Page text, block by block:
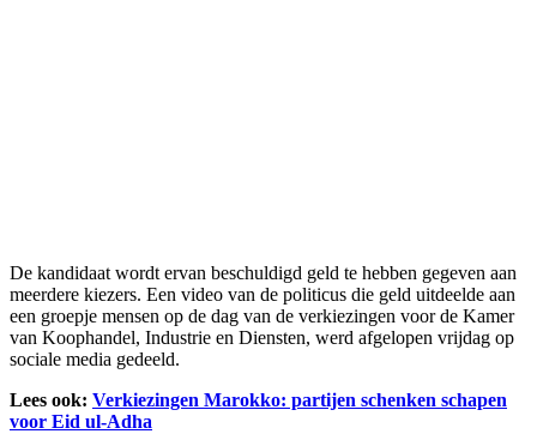
De kandidaat wordt ervan beschuldigd geld te hebben gegeven aan
meerdere kiezers. Een video van de politicus die geld uitdeelde aan
een groepje mensen op de dag van de verkiezingen voor de Kamer
van Koophandel, Industrie en Diensten, werd afgelopen vrijdag op
sociale media gedeeld.
Lees ook: Verkiezingen Marokko: partijen schenken schapen
voor Eid ul-Adha